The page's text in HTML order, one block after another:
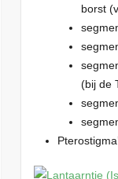
borst
(bij de